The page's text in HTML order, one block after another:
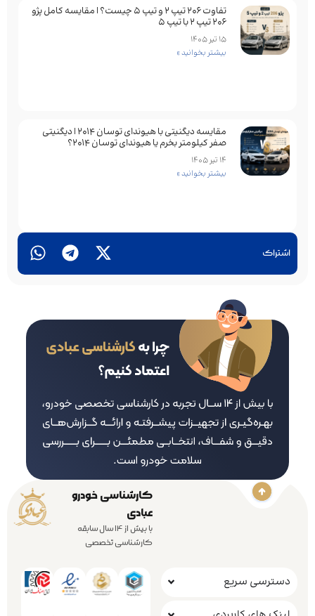
اشتراک
تفاوت ۲۰۶ تیپ ۲ و تیپ ۵ چیست؟ | مقایسه کامل پژو
۲۰۶ تیپ ۲ با تیپ ۵
15 تیر 1405
بیشتر بخوانید »
مقایسه دیگنیتی با هیوندای توسان 2014 | دیگنیتی
صفر کیلومتر بخرم یا هیوندای توسان 2014؟
14 تیر 1405
بیشتر بخوانید »
کارشناسی خودرو
عبادی
با بیش از 14 سال سابقه
کارشناسی تخصصی
دسترسی سریع